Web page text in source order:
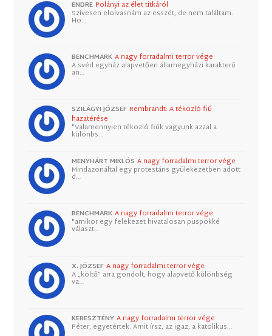
ENDRE Polányi az élet titkáról
Szívesen elolvasnám az esszét, de nem találtam.
Ho…
BENCHMARK A nagy forradalmi terror vége
A svéd egyház alapvetően államegyházi karakterű
an…
SZILÁGYI JÓZSEF Rembrandt: A tékozló fiú
hazatérése
"Valamennyien tékozló fiúk vagyunk azzal a
különbs…
MENYHÁRT MIKLÓS A nagy forradalmi terror vége
Mindazonáltal egy protestáns gyülekezetben adott
d…
BENCHMARK A nagy forradalmi terror vége
"amikor egy felekezet hivatalosan püspökké
választ…
X. JÓZSEF A nagy forradalmi terror vége
A „költő” arra gondolt, hogy alapvető különbség
va…
KERESZTÉNY A nagy forradalmi terror vége
Péter, egyetértek. Amit írsz, az igaz, a katolikus…